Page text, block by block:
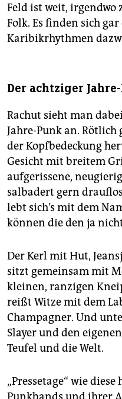
Feld ist weit, irgendwo
Folk. Es finden sich
Karibikrhythmen
Der achtziger
Rachut sieht man
Jahre-Punk an.
der Kopfbedeckung
Gesicht mit breitem
aufgerissene,
salbadert gern
lebt sich’s mit dem
können die den ja
Der Kerl mit Hut,
sitzt gemeinsam mit
kleinen, ranzigen
reißt Witze mit dem
Champagner. Und
Slayer und den
Teufel und die Welt.
„Pressetage“ wie